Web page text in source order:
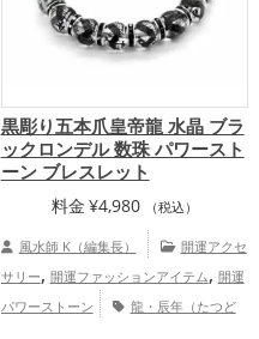
黒彫り五本爪皇帝龍 水晶 ブラ
ックロンデル 数珠 パワースト
ーン ブレスレット
料金 ¥4,980 （税込）
風水師 K（編集長）
開運アクセ
サリー, 開運ファッションアイテム, 開運
パワーストーン
龍・辰年（たつど